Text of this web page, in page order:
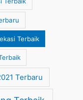
Terbaik
Terbaru